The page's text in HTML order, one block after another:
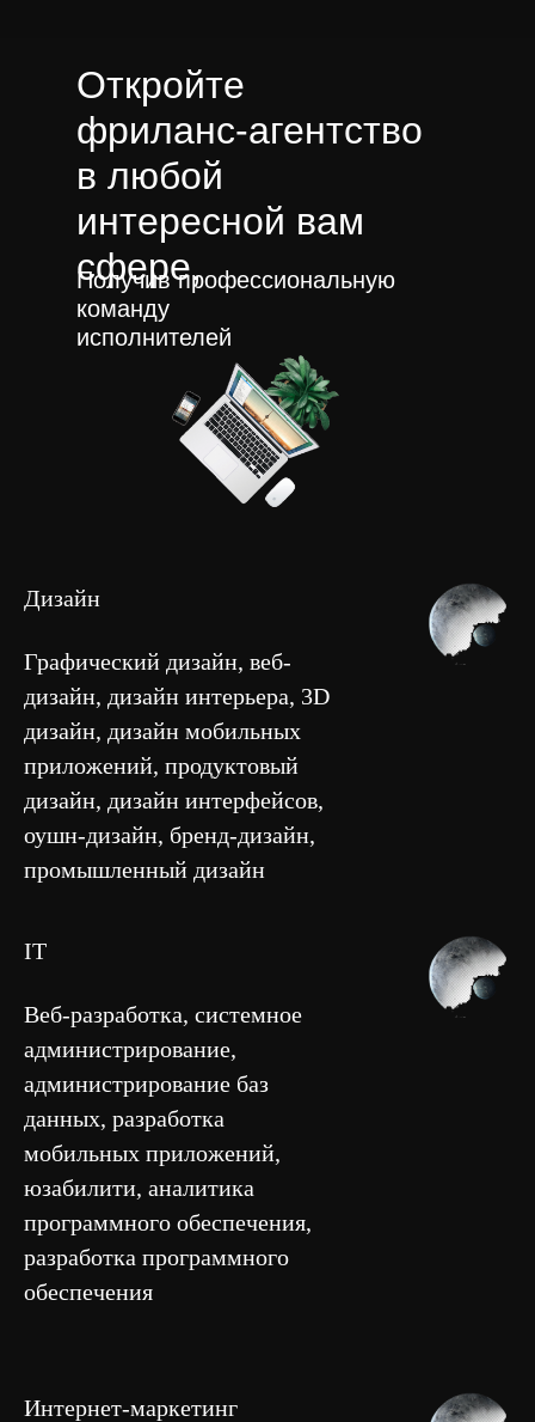
Откройте
фриланс-агентство
в любой
интересной вам
сфере,
Получив профессиональную
команду
исполнителей
Дизайн
Графический дизайн, веб-
дизайн, дизайн интерьера, 3D
дизайн, дизайн мобильных
приложений, продуктовый
дизайн, дизайн интерфейсов,
оушн-дизайн, бренд-дизайн,
промышленный дизайн
IT
Веб-разработка, системное
администрирование,
администрирование баз
данных, разработка
мобильных приложений,
юзабилити, аналитика
программного обеспечения,
разработка программного
обеспечения
Интернет-маркетинг